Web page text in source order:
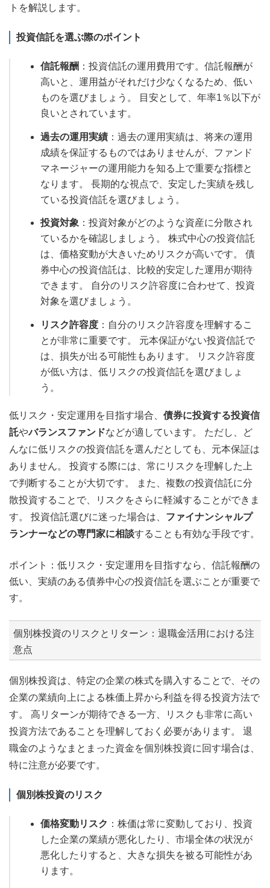
トを解説します。
投資信託を選ぶ際のポイント
信託報酬 ：投資信託の運用費用です。信託報酬が
高いと、運用益がそれだけ少なくなるため、低い
ものを選びましょう。 目安として、年率1％以下が
良いとされています。
過去の運用実績 ：過去の運用実績は、将来の運用
成績を保証するものではありませんが、ファンド
マネージャーの運用能力を知る上で重要な指標と
なります。 長期的な視点で、安定した実績を残し
ている投資信託を選びましょう。
投資対象 ：投資対象がどのような資産に分散され
ているかを確認しましょう。 株式中心の投資信託
は、価格変動が大きいためリスクが高いです。 債
券中心の投資信託は、比較的安定した運用が期待
できます。 自分のリスク許容度に合わせて、投資
対象を選びましょう。
リスク許容度 ：自分のリスク許容度を理解するこ
とが非常に重要です。 元本保証がない投資信託で
は、損失が出る可能性もあります。 リスク許容度
が低い方は、低リスクの投資信託を選びましょ
う。
低リスク・安定運用を目指す場合、 債券に投資する投資信
託やバランスファンドなどが適しています。 ただし、ど
んなに低リスクの投資信託を選んだとしても、元本保証は
ありません。 投資する際には、常にリスクを理解した上
で判断することが大切です。 また、複数の投資信託に分
散投資することで、リスクをさらに軽減することができま
す。 投資信託選びに迷った場合は、 ファイナンシャルプ
ランナーなどの専門家に相談することも有効な手段です。
ポイント：低リスク・安定運用を目指すなら、信託報酬の
低い、実績のある債券中心の投資信託を選ぶことが重要で
す。
個別株投資のリスクとリターン：退職金活用における注
意点
個別株投資は、特定の企業の株式を購入することで、その
企業の業績向上による株価上昇から利益を得る投資方法で
す。 高リターンが期待できる一方、リスクも非常に高い
投資方法であることを理解しておく必要があります。 退
職金のようなまとまった資金を個別株投資に回す場合は、
特に注意が必要です。
個別株投資のリスク
価格変動リスク ：株価は常に変動しており、投資
した企業の業績が悪化したり、市場全体の状況が
悪化したりすると、大きな損失を被る可能性があ
ります。